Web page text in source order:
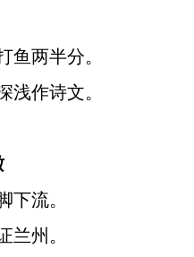
鱼两半分。
浅作诗文。
下流。
兰州。